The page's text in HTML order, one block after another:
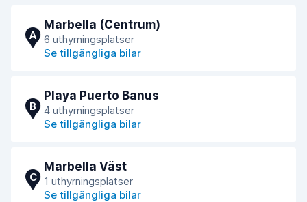
A
Marbella (Centrum)
6 uthyrningsplatser
Se tillgängliga bilar
B
Playa Puerto Banus
4 uthyrningsplatser
Se tillgängliga bilar
C
Marbella Väst
1 uthyrningsplatser
Se tillgängliga bilar